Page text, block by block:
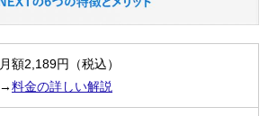
月額2,189円（税込）
→料金の詳しい解説